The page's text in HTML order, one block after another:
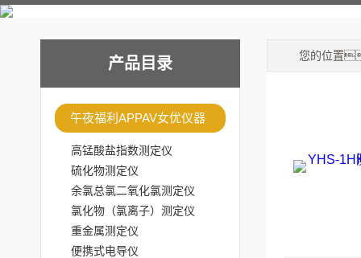
产品目录
午夜福利APPAV女优仪器
高锰酸盐指数测定仪
硫化物测定仪
余氯总氯二氧化氯测定仪
氯化物（氯离子）测定仪
重金属测定仪
便携式电导仪
您的位置